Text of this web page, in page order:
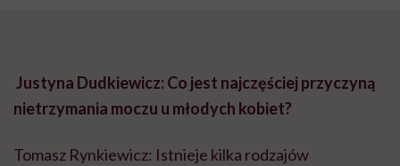
Justyna Dudkiewicz: Co jest najczęściej przyczyną
nietrzymania moczu u młodych kobiet?
Tomasz Rynkiewicz: Istnieje kilka rodzajów